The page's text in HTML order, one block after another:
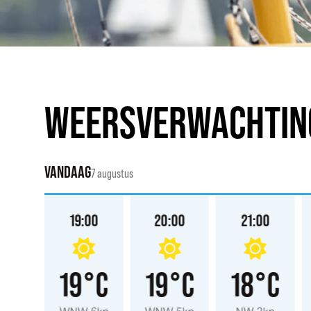
VANDAAG7 augustus
19:00
19°C
20:00
19°C
21:00
18°C